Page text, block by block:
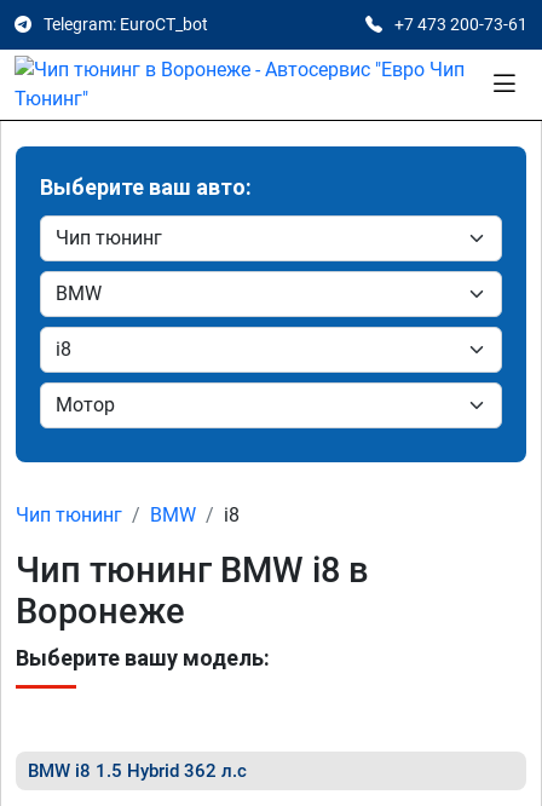
Telegram: EuroCT_bot +7 473 200-73-61
Выберите ваш авто:
Чип тюнинг BMW i8
Чип тюнинг BMW i8 в
Воронеже
Выберите вашу модель:
BMW i8 1.5 Hybrid 362 л.с